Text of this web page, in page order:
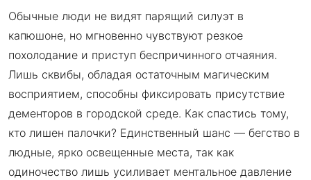
Обычные люди не видят парящий силуэт в
капюшоне, но мгновенно чувствуют резкое
похолодание и приступ беспричинного отчаяния.
Лишь сквибы, обладая остаточным магическим
восприятием, способны фиксировать присутствие
дементоров в городской среде. Как спастись тому,
кто лишен палочки? Единственный шанс — бегство в
людные, ярко освещенные места, так как
одиночество лишь усиливает ментальное давление